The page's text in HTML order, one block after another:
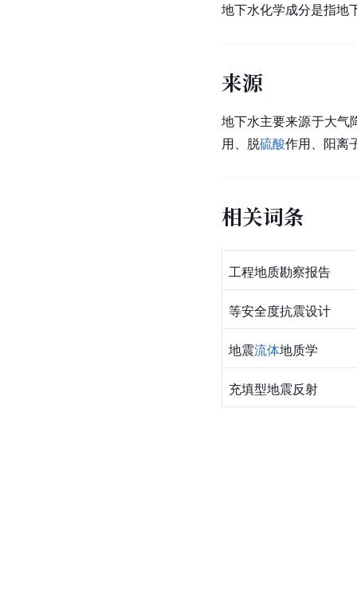
地下水化学成分是指地
来源
地下水主要来源于大气
用、脱硫酸作用、阳离
相关词条
工程地质勘察报告
等安全度抗震设计
地震流体地质学
充填型地震反射